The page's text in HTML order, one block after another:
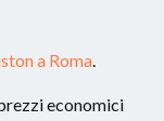
a Roma
economici